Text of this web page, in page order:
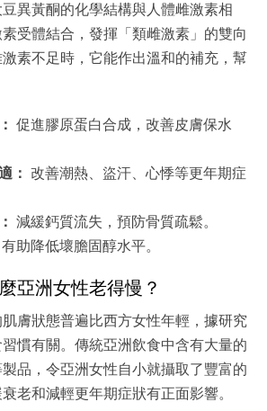
異黃酮的化學結構與人體雌激素相
受體結合，發揮「類雌激素」的雙向
素不足時，它能作出溫和的補充，幫
促進膠原蛋白合成，改善皮膚保水
： 改善潮熱、盜汗、心悸等更年期症
減緩鈣質流失，預防骨質疏鬆。
有助降低壞膽固醇水平。
亞洲女性老得慢？
膚狀態普遍比西方女性年輕，據研究
慣有關。傳統亞洲飲食中含有大量的
品，令亞洲女性自小就攝取了豐富的
老和減輕更年期症狀有正面影響。